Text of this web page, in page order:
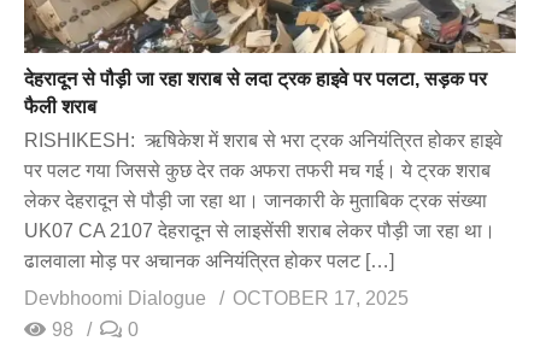
देहरादून से पौड़ी जा रहा शराब से लदा ट्रक हाइवे पर पलटा, सड़क पर
फैली शराब
RISHIKESH: ऋषिकेश में शराब से भरा ट्रक अनियंत्रित होकर हाइवे
पर पलट गया जिससे कुछ देर तक अफरा तफरी मच गई। ये ट्रक शराब
लेकर देहरादून से पौड़ी जा रहा था। जानकारी के मुताबिक ट्रक संख्या
UK07 CA 2107 देहरादून से लाइसेंसी शराब लेकर पौड़ी जा रहा था।
ढालवाला मोड़ पर अचानक अनियंत्रित होकर पलट […]
Devbhoomi Dialogue
OCTOBER 17, 2025
98
0